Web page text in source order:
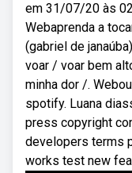
em 31/07/20 às
Webaprenda a
(gabriel de
voar / voar bem
minha dor /.
spotify. Luana
press copyright
developers terms
works test new